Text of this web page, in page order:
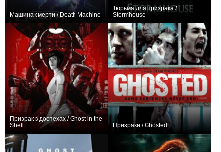
Машина смерти / Death Machine
Тюрьма для призрака /
Stormhouse
Призрак в доспехах / Ghost in the
Shell
Призраки / Ghosted